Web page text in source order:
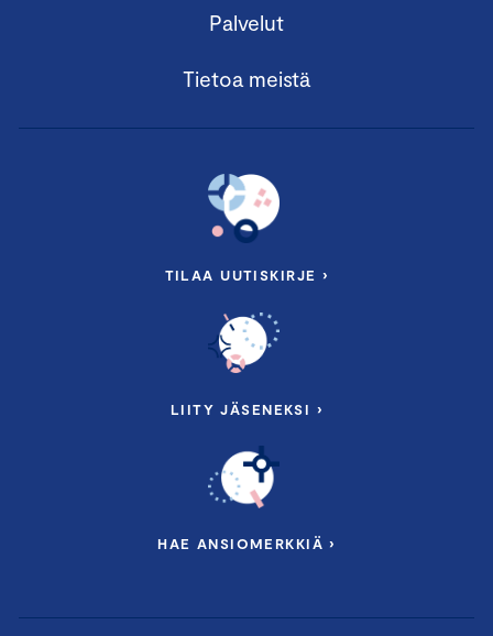
Palvelut
Tietoa meistä
TILAA UUTISKIRJE ›
LIITY JÄSENEKSI ›
HAE ANSIOMERKKIÄ ›